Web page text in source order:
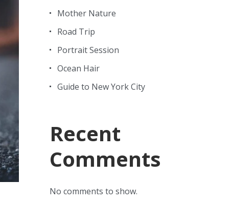
Mother Nature
Road Trip
Portrait Session
Ocean Hair
Guide to New York City
Recent
Comments
No comments to show.